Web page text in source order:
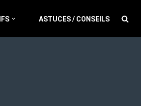
ASTUCES / CONSEILS